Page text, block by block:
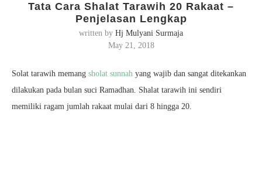
Tata Cara Shalat Tarawih 20 Rakaat –
Penjelasan Lengkap
written by Hj Mulyani Surmaja
May 21, 2018
Solat tarawih memang sholat sunnah yang wajib dan sangat ditekankan
dilakukan pada bulan suci Ramadhan. Shalat tarawih ini sendiri
memiliki ragam jumlah rakaat mulai dari 8 hingga 20.